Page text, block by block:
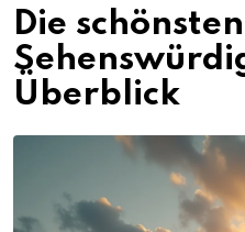
Die
Überblick